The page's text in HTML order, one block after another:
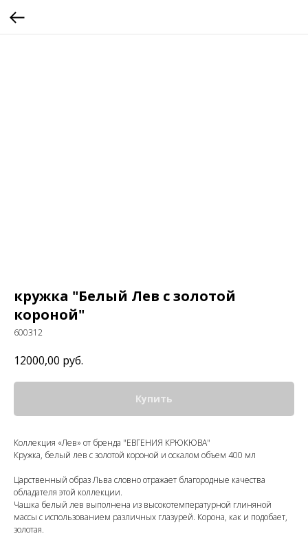
кружка "Белый Лев с золотой
короной"
600312
12000,00 руб.
Купить
Коллекция «Лев» от бренда "ЕВГЕНИЯ КРЮКЮВА"
Кружка, белый лев с золотой короной и оскалом объем 400 мл
Царственный образ Льва словно отражает благородные качества
обладателя этой коллекции.
Чашка белый лев выполнена из высокотемпературной глиняной
массы с использованием различных глазурей. Корона, как и подобает,
золотая.